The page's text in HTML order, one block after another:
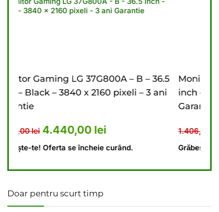
– 36.5
3 ani
lei.
este: 4.440,00 lei.
Monitor Gaming LG 27G610A – B – 27
inch – Black – 2560 x 1440 pixeli – 2 ani
1.406,00lei Prețul inițial a fost:
1.110,00 Prețul curent
Grăbește-te! Oferta se încheie curând.
Doar pentru scurt timp